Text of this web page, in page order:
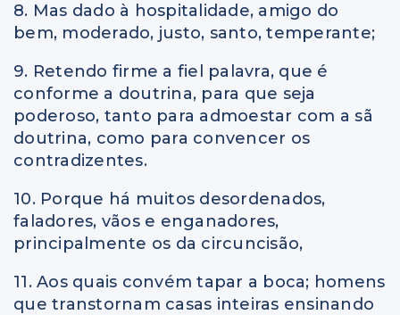
8. Mas dado à hospitalidade, amigo do
bem, moderado, justo, santo, temperante;
9. Retendo firme a fiel palavra, que é
conforme a doutrina, para que seja
poderoso, tanto para admoestar com a sã
doutrina, como para convencer os
contradizentes.
10. Porque há muitos desordenados,
faladores, vãos e enganadores,
principalmente os da circuncisão,
11. Aos quais convém tapar a boca; homens
que transtornam casas inteiras ensinando